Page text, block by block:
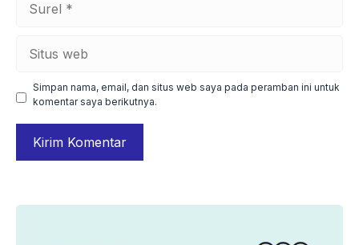
Simpan nama, email, dan situs web saya pada peramban ini untuk
komentar saya berikutnya.